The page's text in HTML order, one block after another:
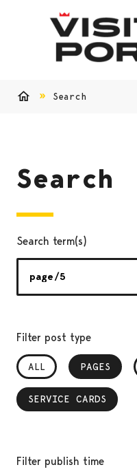
Search
Search
Search term(s)
Filter post type
ALL PAGES
, SELECTED
SERVICE CARDS
, SELECTED
Filter publish time